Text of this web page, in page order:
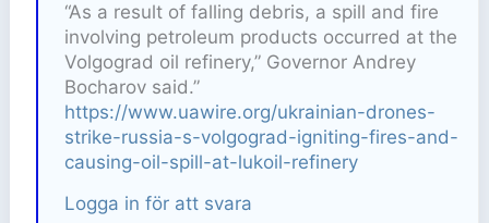
“As a result of falling debris, a spill and fire
involving petroleum products occurred at the
Volgograd oil refinery,” Governor Andrey
Bocharov said.”
https://www.uawire.org/ukrainian-drones-
strike-russia-s-volgograd-igniting-fires-and-
causing-oil-spill-at-lukoil-refinery
Logga in för att svara